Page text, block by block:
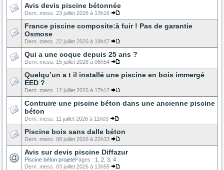
Avis devis piscine bétonnée
Dern. mess. 23 juillet 2026 à 13h16
France piscine composite:à fuir ! Pas de garantie
Osmose
Dern. mess. 22 juillet 2026 à 19h47
Qui a une coque depuis 25 ans ?
Dern. mess. 15 juillet 2026 à 06h54
Quelqu’un a t il installé une piscine en bois immergé
EED ?
Dern. mess. 12 juillet 2026 à 17h12
Contruire une piscine béton dans une ancienne piscine
béton
Dern. mess. 11 juillet 2026 à 11h03
Piscine bois sans dalle béton
Dern. mess. 08 juillet 2026 à 22h33
Avis sur devis piscine Diffazur
Piscine béton projetéPages : 1 2 3 4
Dern. mess. 03 juillet 2026 à 13h55